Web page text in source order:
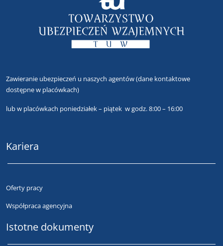
Zawieranie ubezpieczeń u naszych agentów(dane kontaktowe
dostępne w placówkach)
lubw placówkach poniedziałek – piątek w godz. 8:00 – 16:00
Kariera
Oferty pracy
Współpraca agencyjna
Istotne dokumenty